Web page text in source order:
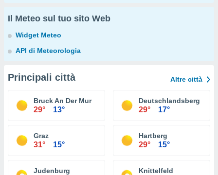
Il Meteo sul tuo sito Web
Widget Meteo
API di Meteorologia
Principali città Altre città
Bruck An Der Mur
29° 13°
Deutschlandsberg
29° 17°
Graz
31° 15°
Hartberg
29° 15°
Judenburg Knittelfeld